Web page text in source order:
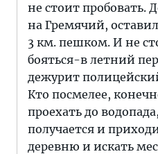
не стоит пробовать.
на Гремячий,
3 км. пешком. И не
бояться-в летний
дежурит
Кто посмелее,
проехать до
получается и
деревню и искать